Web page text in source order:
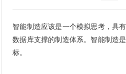
智能制造应该是一个模拟思考，具
数据库支撑的制造体系。智能制造
标。